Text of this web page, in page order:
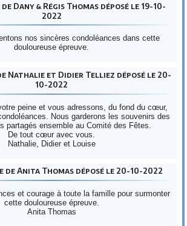
Dany & Régis Thomas déposé le 19-10-
2022
nos sincères condoléances dans cette
douloureuse épreuve.
Nathalie et Didier Telliez déposé le 20-
10-2022
peine et vous adressons, du fond du cœur,
Nous garderons les souvenirs des
partagés ensemble au Comité des Fêtes.
De tout cœur avec vous.
Nathalie, Didier et Louise
de Anita Thomas déposé le 20-10-2022
et courage à toute la famille pour surmonter
cette douloureuse épreuve.
Anita Thomas